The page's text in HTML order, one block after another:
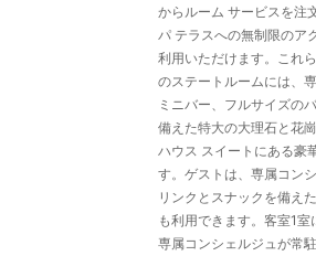
からルーム サービスを注
パ テラスへの無制限のア
利用いただけます。これ
のステートルームには、
ミニバー、フルサイズの
備えた特大の大理石と花
ハウス スイートにある豪
す。ゲストは、専属コン
リンクとスナックを備え
も利用できます。客室1
専属コンシェルジュが常